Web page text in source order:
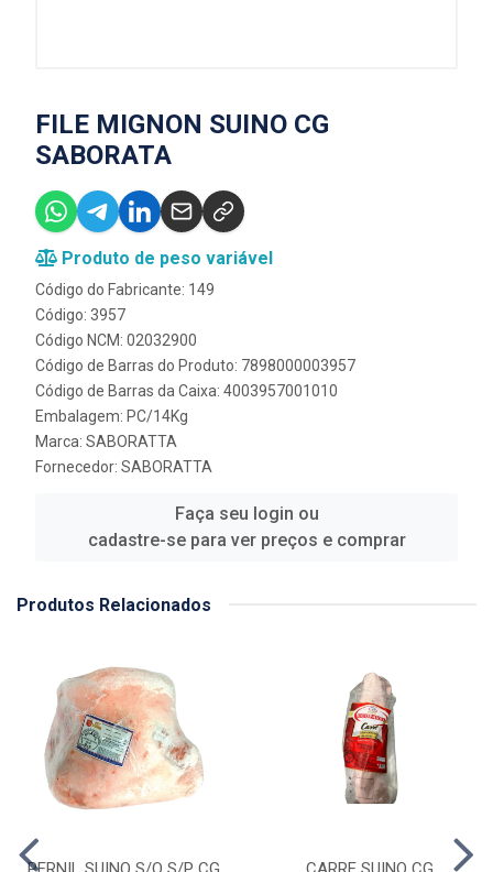
FILE MIGNON SUINO CG
SABORATA
Produto de peso variável
Código do Fabricante: 149
Código: 3957
Código NCM: 02032900
Código de Barras do Produto: 7898000003957
Código de Barras da Caixa: 4003957001010
Embalagem: PC/14Kg
Marca: SABORATTA
Fornecedor: SABORATTA
Faça seu login ou
cadastre-se para ver preços e comprar
Produtos Relacionados